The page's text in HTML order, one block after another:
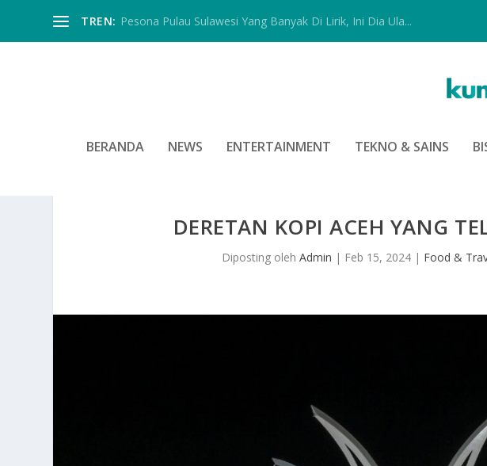
TREN: Pesona Pulau Sulawesi Yang Banyak Di Lirik, Ini Dia Ula...
BERANDA NEWS ENTERTAINMENT TEKNO & SAINS
DERETAN KOPI ACEH YANG
Diposting oleh Admin | Feb 15, 2024| Food &